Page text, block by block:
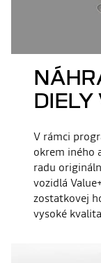
DIELY
V rámci
okrem iného
radu
vozidlá
zostatkovej
vysoké